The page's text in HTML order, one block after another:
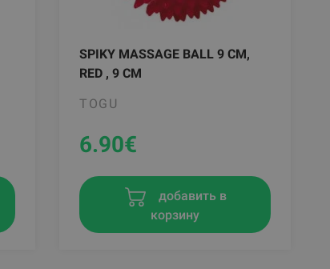
SPIKY MASSAGE BALL 9 CM,
RED , 9 CM
TOGU
6.90€
добавить в
корзину